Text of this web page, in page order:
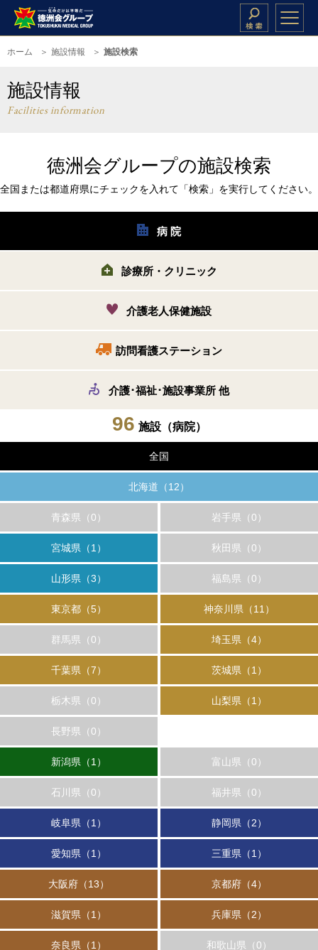
ホーム 施設情報 施設検索
施設情報
Facilities information
徳洲会グループの施設検索
全国または都道府県にチェックを入れて「検索」を実行してください。
病 院
診療所・クリニック
介護老人保健施設
訪問看護ステーション
介護･福祉･施設事業所 他
96 施設（病院）
全国
北海道（12）
青森県（0） 岩手県（0）
宮城県（1） 秋田県（0）
山形県（3） 福島県（0）
東京都（5） 神奈川県（11）
群馬県（0） 埼玉県（4）
千葉県（7） 茨城県（1）
栃木県（0） 山梨県（1）
長野県（0）
新潟県（1） 富山県（0）
石川県（0） 福井県（0）
岐阜県（1） 静岡県（2）
愛知県（1） 三重県（1）
大阪府（13） 京都府（4）
滋賀県（1） 兵庫県（2）
奈良県（1） 和歌山県（0）